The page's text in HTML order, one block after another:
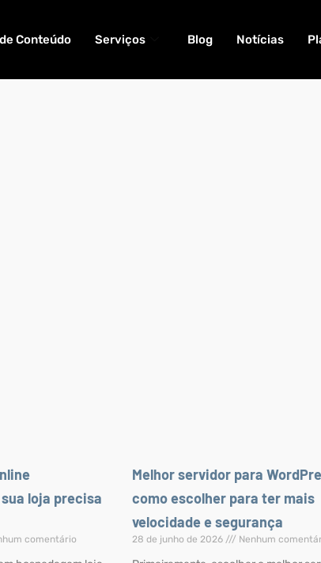
Conteúdo Serviços Blog Notícias
loja precisa
comentário
Melhor servidor para
como escolher para ter mais
velocidade e segurança
28 de junho de 2026 Nenhum